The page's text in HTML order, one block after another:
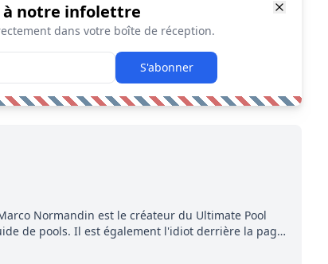
à notre infolettre
dans votre boîte de réception.
S'abonner
Normandin est le créateur du Ultimate Pool
de pools. Il est également l'idiot derrière la page
Travailleur acharné, il fouille sans relâche pour